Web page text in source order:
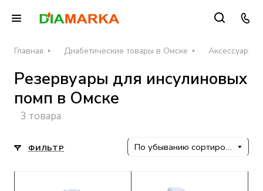
Главная Диабетические товары в Омске Аксессуары
Резервуары для инсулиновых
помп в Омске
3 товара
ФИЛЬТР По убыванию сортировки